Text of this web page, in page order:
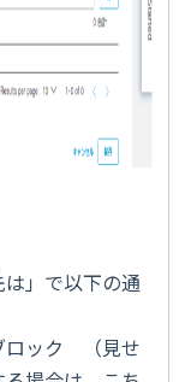
」で以下の通
ロック （見せ